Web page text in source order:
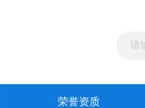
荣誉资质